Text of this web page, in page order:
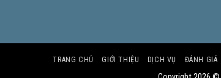
TRANG CHỦ GIỚI THIỆU DỊCH VỤ ĐÁNH GIÁ